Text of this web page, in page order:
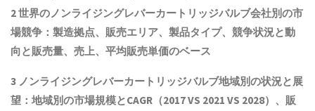
2 世界のノンライジングレバーカートリッジバルブ会社別の市
場競争：製造拠点、販売エリア、製品タイプ、競争状況と動
向と 販売量、売上、平均販売単価のベース
3 ノンライジングレバーカートリッジバルブ地域別の状況と展
望：地域別の市場規模とCAGR （2017 VS 2021 VS 2028）、販